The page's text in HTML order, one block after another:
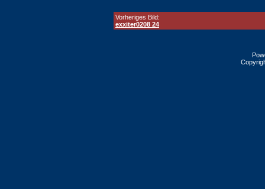
Vorheriges Bild:
exxiter0208 24